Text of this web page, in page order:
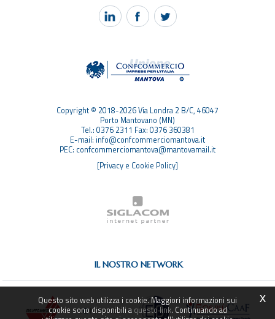
PEC MANTOVA MAIL
Copyright © 2018-2026 Via Londra 2 B/C, 46047
Porto Mantovano (MN)
Tel.: 0376 2311 Fax: 0376 360381
E-mail: info@confcommerciomantova.it
PEC: confcommerciomantova@mantovamail.it
[Privacy e Cookie Policy]
x
Questo sito web utilizza i cookie. Maggiori informazioni sui
cookie sono disponibili a questo link. Continuando ad
IL NOSTRO NETWORK